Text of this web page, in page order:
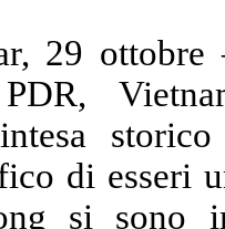
29
di esseri
si sono